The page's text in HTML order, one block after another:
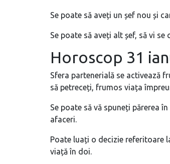
Se poate să aveți un șef nou și
Se poate să aveți alt șef, să vi
Horoscop 31
Sfera partenerială se activează
să petreceți, frumos viața
Se poate să vă spuneți părerea
afaceri.
Poate luați o decizie referitoare
viață în doi.